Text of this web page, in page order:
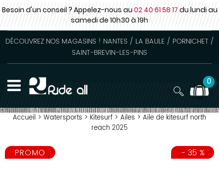
Besoin d'un conseil ? Appelez-nous au02 40 61 58 17du lundi au
samedide 10h30 à 19h
DÉCOUVREZ NOS MAGASINS ! NANTES / LA BAULE / PORNICHET /
SAINT-BREVIN-LES-PINS
0
Accueil > Watersports > Kitesurf > Ailes > Aile de kitesurf north
reach 2025
PROMO - 35 %